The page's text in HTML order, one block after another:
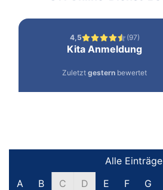
Filter und SucheAlle Einträge
A
B C D E F G